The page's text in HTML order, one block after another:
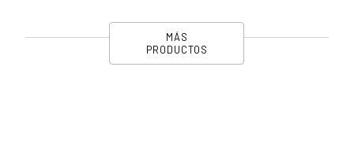
MÁS
PRODUCTOS